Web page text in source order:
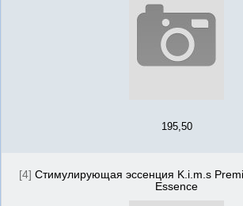
195,50
[4] Стимулирующая эссенция K.i.m.s
Essence